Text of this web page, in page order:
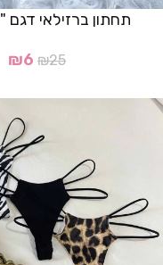
תחתון ברזילאי דגם "Raquel"
₪25
₪6